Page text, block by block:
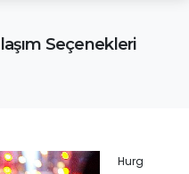
Seçenekleri
Hurg